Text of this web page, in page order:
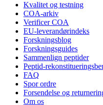
Kvalitet og testning
COA-arkiv
Verificer COA
EU-leverandørindeks
Forskningsblog
Forskningsguides
Sammenlign peptider
Peptid-
FAQ
Spor ordre
Forsendelse og
Om os